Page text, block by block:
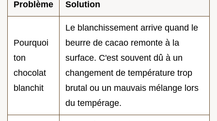
Problème Solution
Pourquoi
ton
chocolat
blanchit
Le blanchissement arrive quand le
beurre de cacao remonte à la
surface. C'est souvent dû à un
changement de température trop
brutal ou un mauvais mélange lors
du tempérage.